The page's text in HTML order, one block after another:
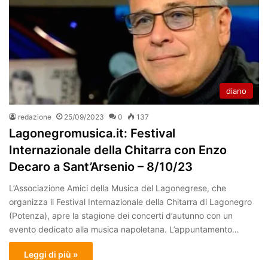
diano
redazione 25/09/2023 0 137
Lagonegromusica.it: Festival
Internazionale della Chitarra con Enzo
Decaro a Sant’Arsenio – 8/10/23
L’Associazione Amici della Musica del Lagonegrese, che
organizza il Festival Internazionale della Chitarra di Lagonegro
(Potenza), apre la stagione dei concerti d’autunno con un
evento dedicato alla musica napoletana. L’appuntamento…
Leggi di più »